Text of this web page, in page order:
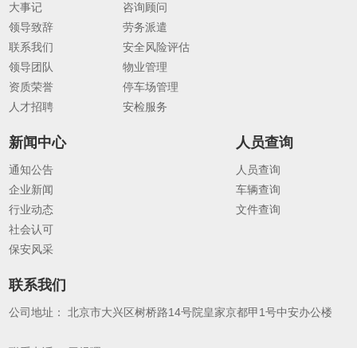
大事记
领导致辞
联系我们
领导团队
资质荣誉
人才招聘
咨询顾问
劳务派遣
安全风险评估
物业管理
停车场管理
安检服务
新闻中心
通知公告
企业新闻
行业动态
社会认可
保安风采
人员查询
人员查询
车辆查询
文件查询
联系我们
公司地址： 北京市大兴区树桥路14号院皇家京都甲1号中安办公楼